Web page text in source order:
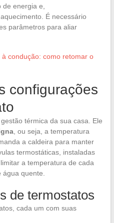
energia e,
É necessário
parâmetros para aliar
à condução: como retomar o
configurações
térmica da sua casa. Ele
, ou seja, a temperatura
a caldeira para manter
termostáticas, instaladas
a temperatura de cada
quente.
de termostatos
cada um com suas